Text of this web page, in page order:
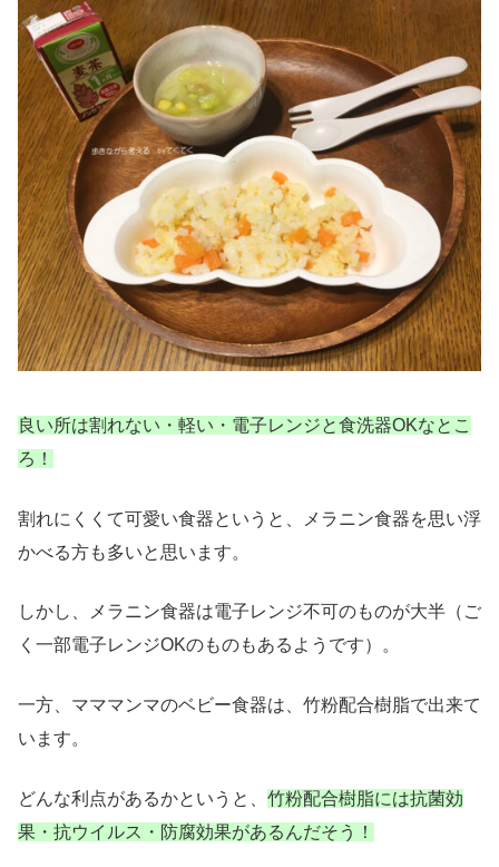
良い所は割れない・軽い・電子レンジと食洗器OKなとこ
ろ！
割れにくくて可愛い食器というと、メラニン食器を思い浮
かべる方も多いと思います。
しかし、メラニン食器は電子レンジ不可のものが大半（ご
く一部電子レンジOKのものもあるようです）。
一方、マママンマのベビー食器は、竹粉配合樹脂で出来て
います。
どんな利点があるかというと、 竹粉配合樹脂には抗菌効
果・抗ウイルス・防腐効果があるんだそう！